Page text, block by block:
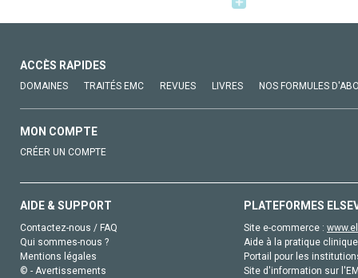
ACCÈS RAPIDES
DOMAINES TRAITÉS EMC REVUES LIVRES NOS FORMULES
MON COMPTE
CRÉER UN COMPTE
AIDE & SUPPORT
Contactez-nous / FAQ
Qui sommes-nous ?
Mentions légales
© - Avertissements
PLATEFORMES
Site e-commerce :
Aide à la pratique
Portail pour les
Site d'information sur